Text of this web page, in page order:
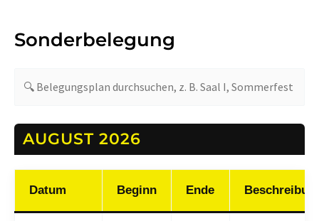
Sonderbelegung
AUGUST 2026
Datum Beginn Ende